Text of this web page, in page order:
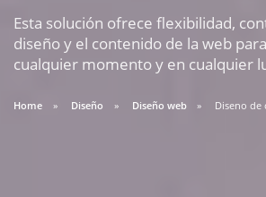
Esta solución ofrece flexibilidad,
diseño y el contenido de la web
cualquier momento y en cualquier
Home Diseño Diseño web Diseno de
soporte@webseo.cl